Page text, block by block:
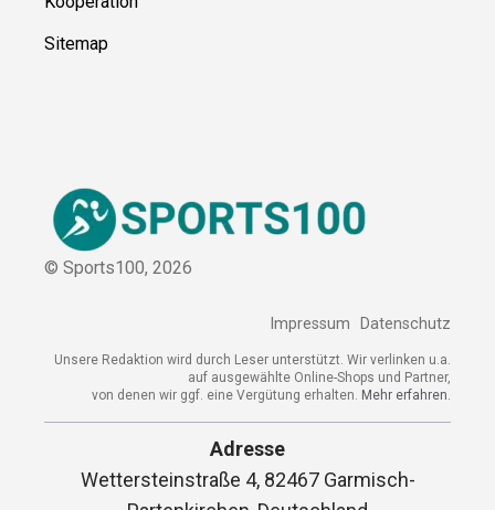
Sitemap
© Sports100, 2026
Impressum Datenschutz
Unsere Redaktion wird durch Leser unterstützt. Wir verlinken u.a.
auf ausgewählte Online-Shops und Partner,
von denen wir ggf. eine Vergütung erhalten. Mehr erfahren.
Adresse
Wettersteinstraße 4, 82467 Garmisch-